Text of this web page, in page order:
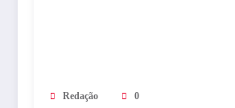
Redação 0